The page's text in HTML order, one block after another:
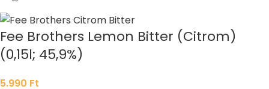
Fee Brothers Lemon Bitter (Citrom)
(0,15l; 45,9%)
5.990 Ft